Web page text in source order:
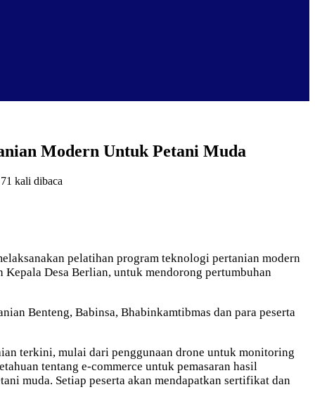
Modern Untuk Petani Muda
71 kali dibaca
pelatihan program teknologi pertanian modern
Desa Berlian, untuk mendorong pertumbuhan
Benteng, Babinsa, Bhabinkamtibmas dan para peserta
terkini, mulai dari penggunaan drone untuk monitoring
tentang e-commerce untuk pemasaran hasil
muda. Setiap peserta akan mendapatkan sertifikat dan